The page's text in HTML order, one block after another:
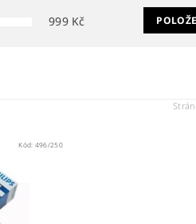
999Kč
Kód: 496/250